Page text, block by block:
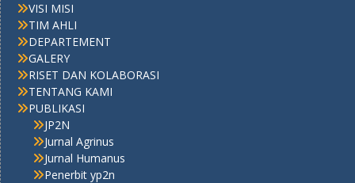
VISI MISI
TIM AHLI
DEPARTEMENT
GALERY
RISET DAN KOLABORASI
TENTANG KAMI
PUBLIKASI
JP2N
Jurnal Agrinus
Jurnal Humanus
Penerbit yp2n